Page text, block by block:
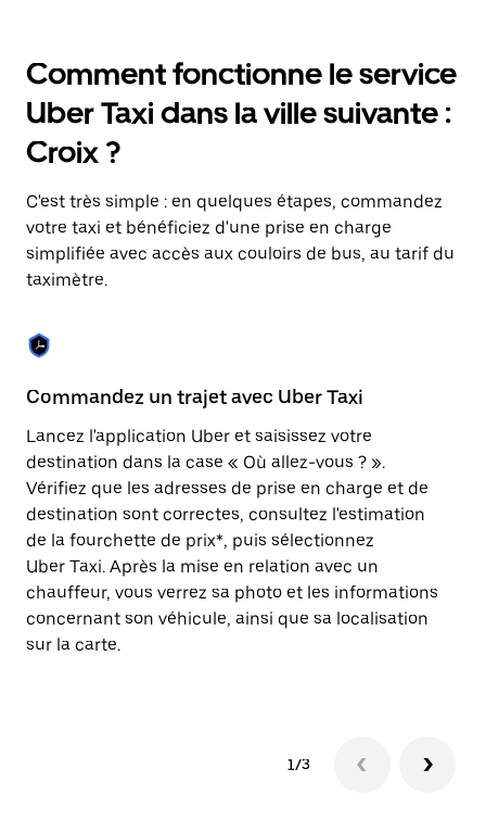
bas
pour
ouvrir
le
calendrier
et
une
date.
Appuyez
sur
la
pour
fermer
calendrier.
Comment fonctionne le service
Uber Taxi dans la ville suivante :
Croix ?
C'est très simple : en quelques étapes, commandez
votre taxi et bénéficiez d'une prise en charge
simplifiée avec accès aux couloirs de bus, au tarif du
taximètre.
Commandez un trajet avec Uber Taxi
Lancez l'application Uber et saisissez votre
destination dans la case « Où allez-vous ? ».
Vérifiez que les adresses de prise en charge et de
destination sont correctes, consultez l'estimation
de la fourchette de prix*, puis sélectionnez
Uber Taxi. Après la mise en relation avec un
chauffeur, vous verrez sa photo et les informations
concernant son véhicule, ainsi que sa localisation
sur la carte.
1/3